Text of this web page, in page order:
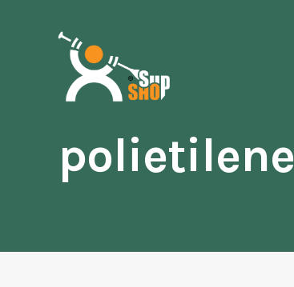
polietilene